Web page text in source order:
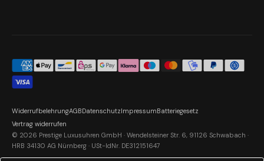
© 2026 Prestige Luxusuhren GmbH · Wendelsteiner Str. 6, 91126 Schwabach ·
HRB 34130 AG Nürnberg · USt-IdNr. DE312151647
WiderrufbelehrungAGBDatenschutzImpressumBatteriegesetz
Vertrag widerrufen